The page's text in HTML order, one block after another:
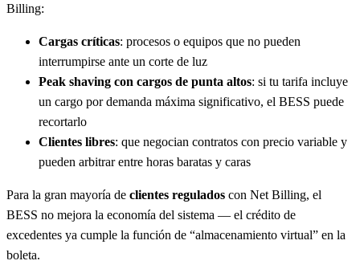
Billing:
Cargas críticas: procesos o equipos que no pueden
interrumpirse ante un corte de luz
Peak shaving con cargos de punta altos: si tu tarifa incluye
un cargo por demanda máxima significativo, el BESS puede
recortarlo
Clientes libres: que negocian contratos con precio variable y
pueden arbitrar entre horas baratas y caras
Para la gran mayoría de clientes regulados con Net Billing, el
BESS no mejora la economía del sistema — el crédito de
excedentes ya cumple la función de “almacenamiento virtual” en la
boleta.